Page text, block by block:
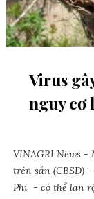
Virus
nguy cơ
VINAGRI News -
trên sắn (CBSD)
Phi - có thể lan